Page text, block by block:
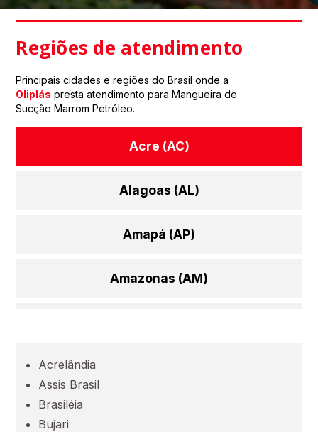
Regiões de atendimento
Principais cidades e regiões do Brasil onde a
Oliplás presta atendimento para Mangueira de
Sucção Marrom Petróleo.
Acre (AC)
Alagoas (AL)
Amapá (AP)
Amazonas (AM)
Acrelândia
Assis Brasil
Brasiléia
Bujari